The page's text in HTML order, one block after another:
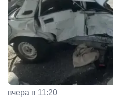
вчера в 11:20